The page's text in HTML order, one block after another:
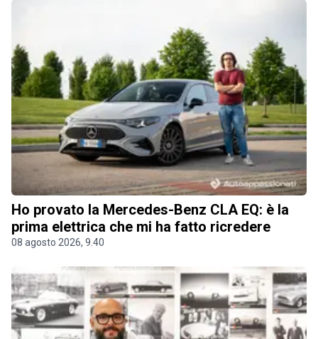
Ho provato la Mercedes-Benz CLA EQ: è la
prima elettrica che mi ha fatto ricredere
08 agosto 2026, 9.40